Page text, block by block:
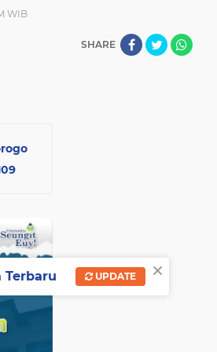
WIB
SHARE
×
Terbaru UPDATE